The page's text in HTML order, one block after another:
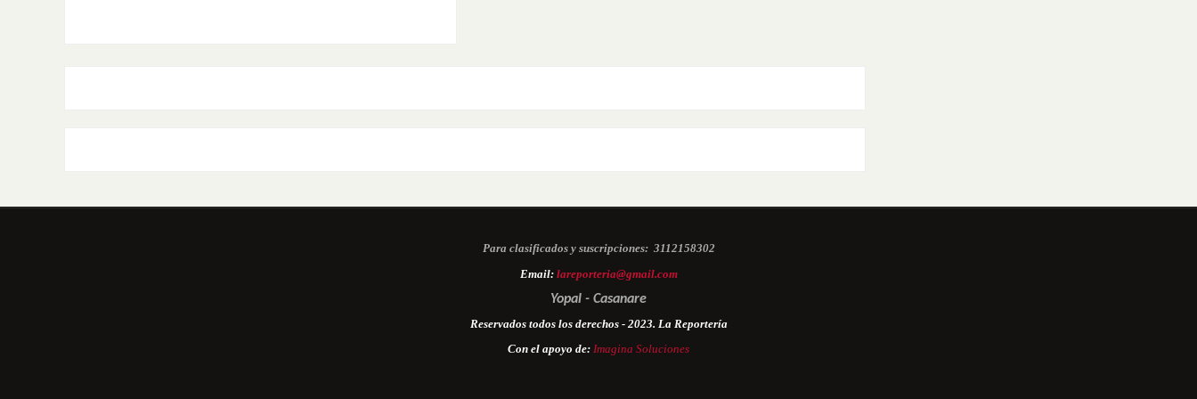
Para clasificados y suscripciones: 3112158302
Email: lareporteria@gmail.com
Yopal - Casanare
Reservados todos los derechos - 2023. La Reportería
Con el apoyo de: Imagina Soluciones